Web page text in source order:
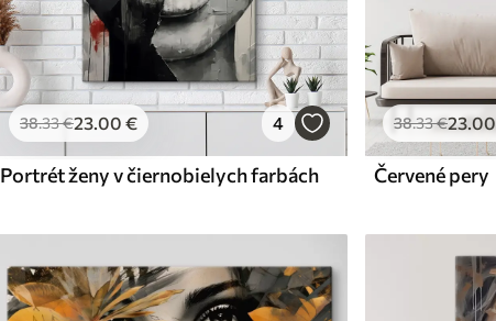
38.33€23.00 € 4
Portrét ženy v čiernobielych farbách
38.33€23.00
Červené pery